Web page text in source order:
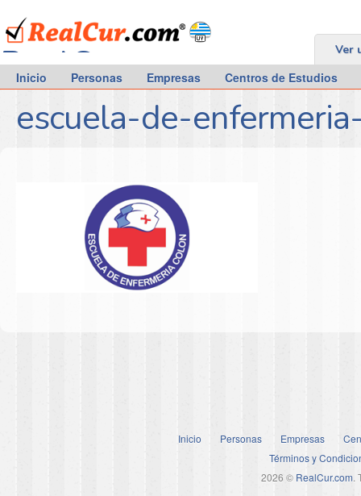
RealCur.com Ver
Inicio Personas Empresas Centros de Estudios
escuela-de-
Inicio Personas Empresas
Términos y
2026 © RealCur.com.